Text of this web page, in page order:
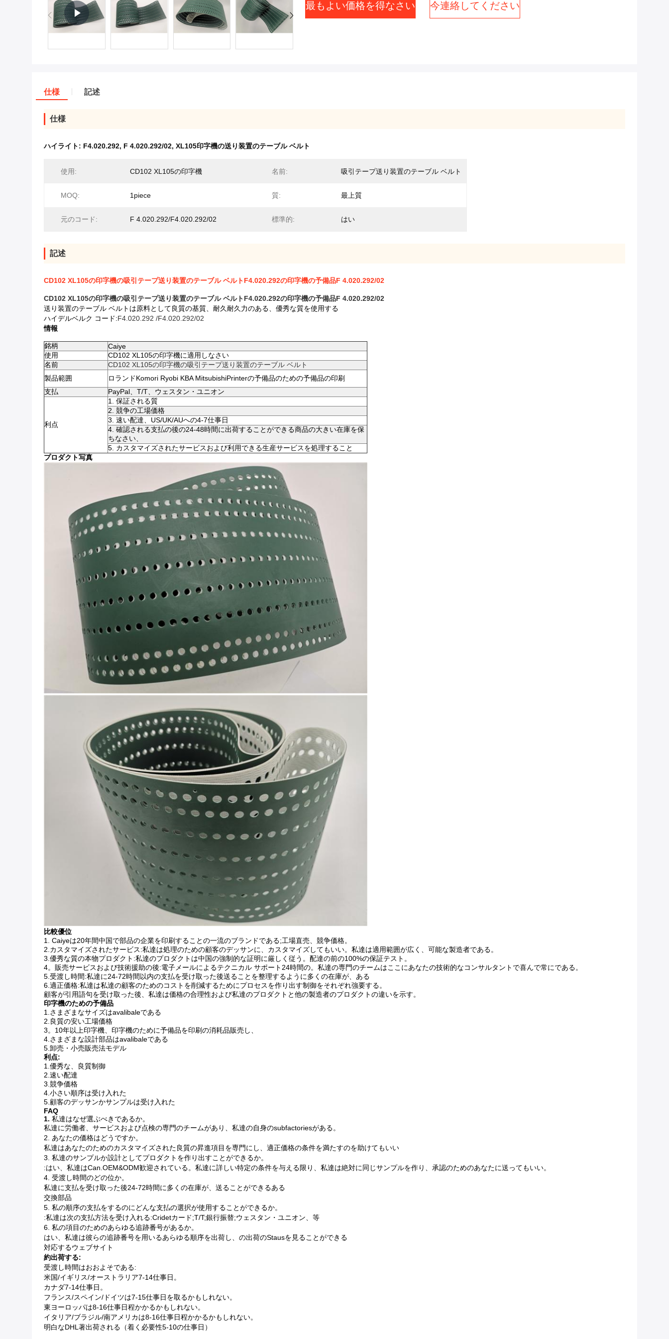
最もよい価格を得なさい 今連絡してください
仕様 記述
仕様
ハイライト: F4.020.292, F 4.020.292/02, XL105印字機の送り装置のテーブル ベルト
使用: CD102 XL105の印字機 名前: 吸引テープ送り装置のテーブル ベルト
MOQ: 1piece 質: 最上質
元のコード: F 4.020.292/F4.020.292/02 標準的: はい
記述
CD102 XL105の印字機の吸引テープ送り装置のテーブル ベルトF4.020.292の印字機の予備品F 4.020.292/02
CD102 XL105の印字機の吸引テープ送り装置のテーブル ベルトF4.020.292の印字機の予備品F 4.020.292/02
送り装置のテーブル ベルトは原料として良質の基質、耐久耐久力のある、優秀な質を使用する
ハイデルベルク コード:F4.020.292 /F4.020.292/02
情報
銘柄
Caiye
使用
CD102 XL105の印字機に適用しなさい
名前
CD102 XL105の印字機の吸引テープ送り装置のテーブル ベルト
製品範囲
ロランドKomori Ryobi KBA MitsubishiPrinterの予備品のための予備品の印刷
支払
PayPal、T/T、ウェスタン・ユニオン
利点
1. 保証される質
2. 競争の工場価格
3. 速い配達、US/UK/AUへの4-7仕事日
4. 確認される支払の後の24-48時間に出荷することができる商品の大きい在庫を保
ちなさい、
5. カスタマイズされたサービスおよび利用できる生産サービスを処理すること
プロダクト写真
比較優位
1. Caiyeは20年間中国で部品の企業を印刷することの一流のブランドである;工場直売、競争価格。
2.カスタマイズされたサービス:私達は処理のための顧客のデッサンに、カスタマイズしてもいい。私達は適用範囲が広く、可能な製造者である。
3.優秀な質の本物プロダクト:私達のプロダクトは中国の強制的な証明に厳しく従う。配達の前の100%の保証テスト。
4。販売サービスおよび技術援助の後:電子メールによるテクニカル サポート24時間の。私達の専門のチームはここにあなたの技術的なコンサルタントで喜んで常にである。
5.受渡し時間:私達に24-72時間以内の支払を受け取った後送ることを整理するように多くの在庫が、ある
6.適正価格:私達は私達の顧客のためのコストを削減するためにプロセスを作り出す制御をそれぞれ強要する。
顧客が引用語句を受け取った後、私達は価格の合理性および私達のプロダクトと他の製造者のプロダクトの違いを示す。
印字機のための予備品
1.さまざまなサイズはavalibaleである
2.良質の安い工場価格
3。10年以上印字機、印字機のために予備品を印刷の消耗品販売し、
4.さまざまな設計部品はavalibaleである
5.卸売・小売販売法モデル
利点:
1.優秀な、良質制御
2.速い配達
3.競争価格
4.小さい順序は受け入れた
5.顧客のデッサンかサンプルは受け入れた
FAQ
1. 私達はなぜ選ぶべきであるか。
私達に労働者、サービスおよび点検の専門のチームがあり、私達の自身のsubfactoriesがある。
2. あなたの価格はどうですか。
私達はあなたのためのカスタマイズされた良質の昇進項目を専門にし、適正価格の条件を満たすのを助けてもいい
3. 私達のサンプルか設計としてプロダクトを作り出すことができるか。
:はい、私達はcan.OEM&ODM歓迎されている。私達に詳しい特定の条件を与える限り、私達は絶対に同じサンプルを作り、承認のためのあなたに送ってもいい。
4. 受渡し時間のどの位か。
私達に支払を受け取った後24-72時間に多くの在庫が、送ることができるある
交換部品
5. 私の順序の支払をするのにどんな支払の選択が使用することができるか。
:私達は次の支払方法を受け入れる:cridetカード;T/T;銀行振替;ウェスタン・ユニオン、等
6. 私の項目のためのあらゆる追跡番号があるか。
はい、私達は彼らの追跡番号を用いるあらゆる順序を出荷し、の出荷のstausを見ることができる
対応するウェブサイト
約出荷する:
受渡し時間はおおよそである:
米国/イギリス/オーストラリア7-14仕事日。
カナダ7-14仕事日。
フランス/スペイン/ドイツは7-15仕事日を取るかもしれない。
東ヨーロッパは8-16仕事日程かかるかもしれない。
イタリア/ブラジル/南アメリカは8-16仕事日程かかるかもしれない。
明白なDHL著出荷される（着く必要性5-10の仕事日）